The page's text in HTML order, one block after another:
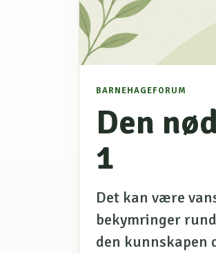
BARNEHAGEFORUM
Den
1
Det kan være
bekymringer
den kunnskapen